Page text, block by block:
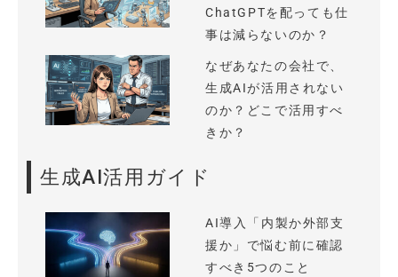
ChatGPTを配っても仕
事は減らないのか？
なぜあなたの会社で、
生成AIが活用されない
のか？どこで活用すべ
きか？
生成AI活用ガイド
AI導入「内製か外部支
援か」で悩む前に確認
すべき5つのこと